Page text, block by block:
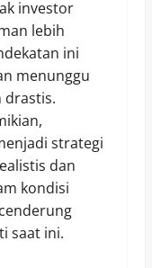
investor
lebih
ini
menunggu
drastis.
strategi
dan
kondisi
saat ini.